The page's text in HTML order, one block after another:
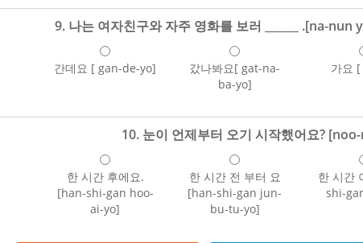
9. 나는 여자친구와 자주 영화를 보러 ______ .[na-
간데요 [ gan-de-yo]
갔나봐요[ gat-na-
ba-yo]
가요
10. 눈이 언제부터 오기 시작했어요?
한 시간 후에요.
[han-shi-gan hoo-
ai-yo]
한 시간 전 부터 요
[han-shi-gan jun-
bu-tu-yo]
한 시간
shi-